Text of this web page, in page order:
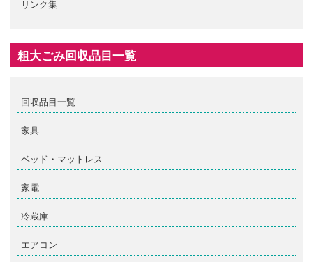
リンク集
粗大ごみ回収品目一覧
回収品目一覧
家具
ベッド・マットレス
家電
冷蔵庫
エアコン